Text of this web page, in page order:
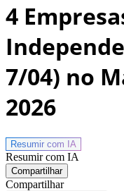
4
7/04) no
2026
Resumir com IA
Resumir com IA
Compartilhar
Compartilhar